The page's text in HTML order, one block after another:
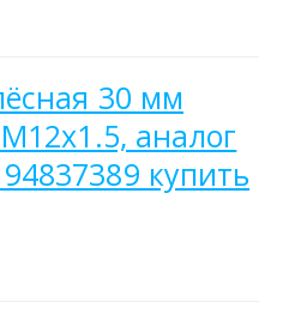
30 мм
аналог
94837389 купить